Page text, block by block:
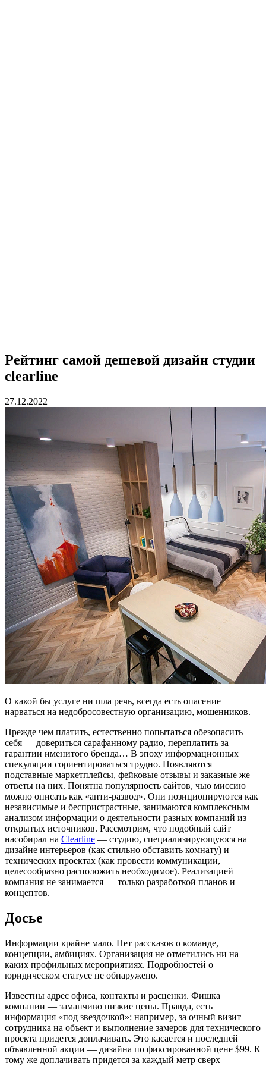
Рейтинг самой дешевой дизайн студии
clearline
27.12.2022
О какой бы услуге ни шла речь, всегда есть опасение
нарваться на недобросовестную организацию, мошенников.
Прежде чем платить, естественно попытаться обезопасить
себя — довериться сарафанному радио, переплатить за
гарантии именитого бренда… В эпоху информационных
спекуляции сориентироваться трудно. Появляются
подставные маркетплейсы, фейковые отзывы и заказные же
ответы на них. Понятна популярность сайтов, чью миссию
можно описать как «анти-развод». Они позиционируются как
независимые и беспристрастные, занимаются комплексным
анализом информации о деятельности разных компаний из
открытых источников. Рассмотрим, что подобный сайт
насобирал на Clearline — студию, специализирующуюся на
дизайне интерьеров (как стильно обставить комнату) и
технических проектах (как провести коммуникации,
целесообразно расположить необходимое). Реализацией
компания не занимается — только разработкой планов и
концептов.
Досье
Информации крайне мало. Нет рассказов о команде,
концепции, амбициях. Организация не отметились ни на
каких профильных мероприятиях. Подробностей о
юридическом статусе не обнаружено.
Известны адрес офиса, контакты и расценки. Фишка
компании — заманчиво низкие цены. Правда, есть
информация «под звездочкой»: например, за очный визит
сотрудника на объект и выполнение замеров для технического
проекта придется доплачивать. Это касается и последней
объявленной акции — дизайна по фиксированной цене $99. К
тому же доплачивать придется за каждый метр сверх